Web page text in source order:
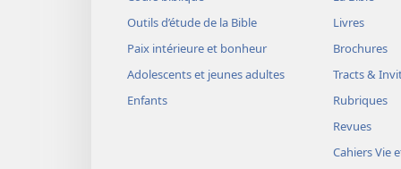
les animaux sauvages. Tu
la poussière tous les jours de
entre toi + et la femme + ,
* + la tête + , et
À la femme il dit : «
ta grossesse ; c’est dans les
Outils d’étude de la Bible
Paix intérieure et bonheur
Adolescents et jeunes adultes
Enfants
Livres
Brochures
Tracts &
Rubriques
Revues
Cahiers Vie